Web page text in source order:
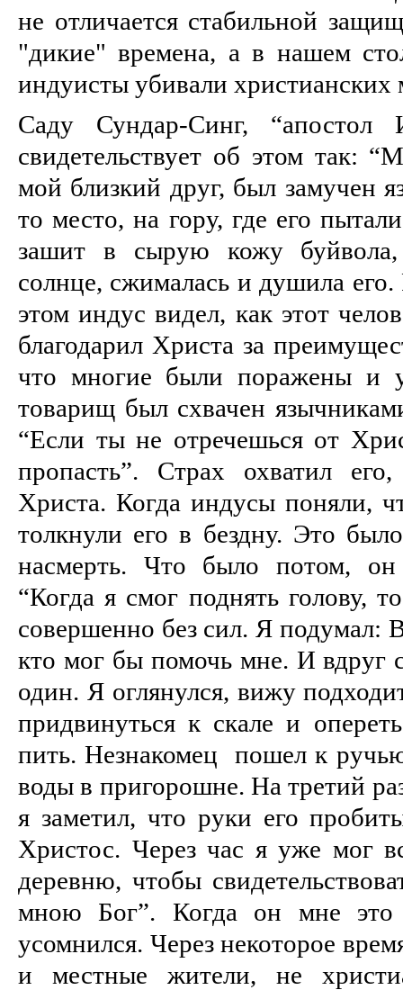
не отличается стабильной
"дикие" времена, а в нашем
индуисты убивали христианских
Саду Сундар-Синг,
свидетельствует об этом так:
мой близкий друг, был замучен
то место, на гору, где его
зашит в сырую кожу буйвола,
солнце, сжималась и душила
этом индус видел, как этот
благодарил Христа за
что многие были поражены и
товарищ был схвачен
“Если ты не отречешься от
пропасть”. Страх охватил
Христа. Когда индусы поняли,
толкнули его в бездну. Это
насмерть. Что было потом, он
“Когда я смог поднять голову,
совершенно без сил. Я подумал:
кто мог бы помочь мне. И вдруг
один. Я оглянулся, вижу
придвинуться к скале и
пить. Незнакомец пошел к
воды в пригорошне. На третий
я заметил, что руки его
Христос. Через час я уже мог
деревню, чтобы
мною Бог”. Когда он мне это
усомнился. Через некоторое
и местные жители, не